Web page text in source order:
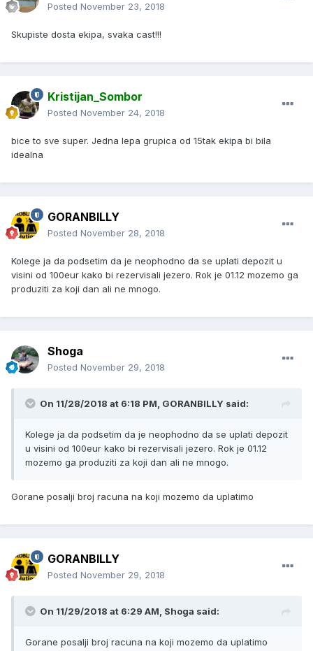
Posted November 23, 2018
Skupiste dosta ekipa, svaka cast!!!
Kristijan_Sombor
Posted November 24, 2018
bice to sve super. Jedna lepa grupica od 15tak ekipa bi bila
idealna
GORANBILLY
Posted November 28, 2018
Kolege ja da podsetim da je neophodno da se uplati depozit u
visini od 100eur kako bi rezervisali jezero. Rok je 01.12 mozemo ga
produziti za koji dan ali ne mnogo.
Shoga
Posted November 29, 2018
On 11/28/2018 at 6:18 PM, GORANBILLY said:
Kolege ja da podsetim da je neophodno da se uplati depozit
u visini od 100eur kako bi rezervisali jezero. Rok je 01.12
mozemo ga produziti za koji dan ali ne mnogo.
Gorane posalji broj racuna na koji mozemo da uplatimo
GORANBILLY
Posted November 29, 2018
On 11/29/2018 at 6:29 AM, Shoga said:
Gorane posalji broj racuna na koji mozemo da uplatimo